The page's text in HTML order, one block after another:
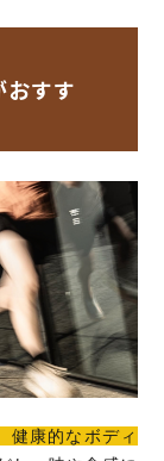
すす
健康的なボディ